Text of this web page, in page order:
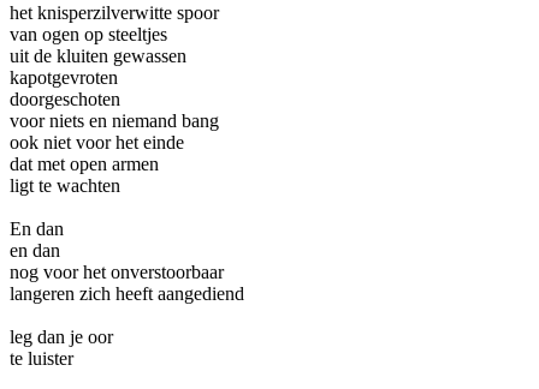
het knisperzilverwitte spoor
van ogen op steeltjes
uit de kluiten gewassen
kapotgevroten
doorgeschoten
voor niets en niemand bang
ook niet voor het einde
dat met open armen
ligt te wachten
En dan
en dan
nog voor het onverstoorbaar
langeren zich heeft aangediend
leg dan je oor
te luister